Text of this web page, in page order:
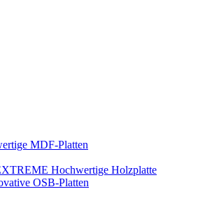
MDF-Platten
Hochwertige Holzplatte
OSB-Platten